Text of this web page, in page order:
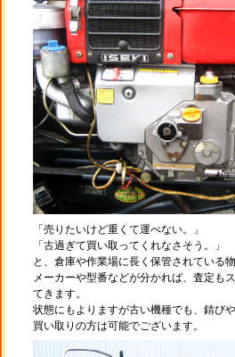
「売りたいけど重くて運べない。」
「古過ぎて買い取ってくれなさそう。」
と、倉庫や作業場に長く保管されている
メーカーや型番などが分かれば、査定も
てきます。
状態にもよりますが古い機種でも、錆び
買い取りの方は可能でございます。